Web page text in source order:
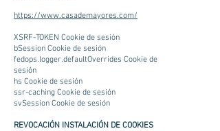
https://www.casademayores.com/
XSRF-TOKEN Cookie de sesión
bSession Cookie de sesión
fedops.logger.defaultOverrides Cookie de
sesión
hs Cookie de sesión
ssr-caching Cookie de sesión
svSession Cookie de sesión
REVOCACIÓN INSTALACIÓN DE COOKIES